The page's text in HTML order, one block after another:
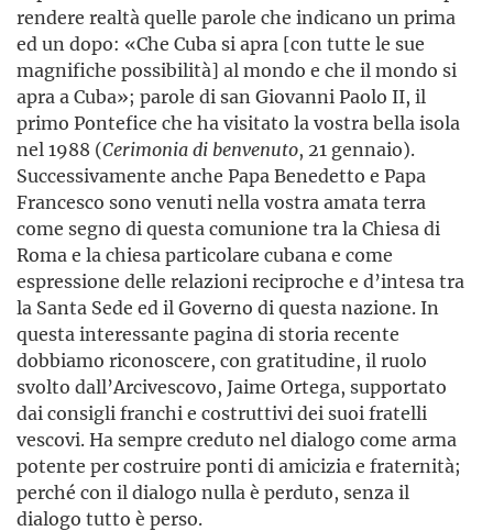
rendere realtà quelle parole che indicano un prima
ed un dopo: «Che Cuba si apra [con tutte le sue
magnifiche possibilità] al mondo e che il mondo si
apra a Cuba»; parole di san Giovanni Paolo II, il
primo Pontefice che ha visitato la vostra bella isola
nel 1988 (Cerimonia di benvenuto, 21 gennaio).
Successivamente anche Papa Benedetto e Papa
Francesco sono venuti nella vostra amata terra
come segno di questa comunione tra la Chiesa di
Roma e la chiesa particolare cubana e come
espressione delle relazioni reciproche e d’intesa tra
la Santa Sede ed il Governo di questa nazione. In
questa interessante pagina di storia recente
dobbiamo riconoscere, con gratitudine, il ruolo
svolto dall’Arcivescovo, Jaime Ortega, supportato
dai consigli franchi e costruttivi dei suoi fratelli
vescovi. Ha sempre creduto nel dialogo come arma
potente per costruire ponti di amicizia e fraternità;
perché con il dialogo nulla è perduto, senza il
dialogo tutto è perso.